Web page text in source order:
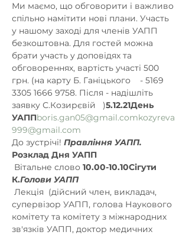
Ми маємо, що обговорити і важливо
спільно намітити нові плани. Участь
у нашому заході для членів УАПП
безкоштовна. Для гостей можна
брати участь у доповідях та
обговореннях, вартість участі 500
грн. (на карту Б. Ганіцького
- 5169
3305 1666 9758. Після - надішліть
заявку С.Козирєвій
)5.12.21День
УАППboris.gan05@gmail.comkozyreva
999@gmail.com
До зустрічі! Правління УАПП.
Розклад Дня УАПП
Вітальне слово 10.00-10.10Сігути
К.Голови УАПП
Лекція (дійсний член, викладач,
супервізор УАПП, голова Наукового
комітету та комітету з міжнародних
зв'язків УАПП, доктор медичних